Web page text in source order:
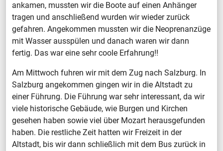
ankamen, mussten wir die Boote auf einen Anhänger
tragen und anschließend wurden wir wieder zurück
gefahren. Angekommen mussten wir die Neoprenanzüge
mit Wasser ausspülen und danach waren wir dann
fertig. Das war eine sehr coole Erfahrung!!
Am Mittwoch fuhren wir mit dem Zug nach Salzburg. In
Salzburg angekommen gingen wir in die Altstadt zu
einer Führung. Die Führung war sehr interessant, da wir
viele historische Gebäude, wie Burgen und Kirchen
gesehen haben sowie viel über Mozart herausgefunden
haben. Die restliche Zeit hatten wir Freizeit in der
Altstadt, bis wir dann schließlich mit dem Bus zurück in